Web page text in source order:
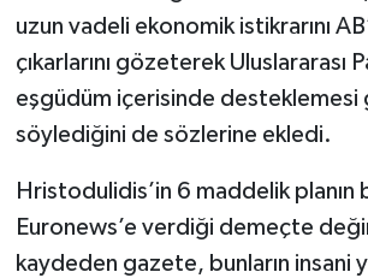
uzun vadeli ekonomik istikrarını
çıkarlarını gözeterek Uluslararası
eşgüdüm içerisinde desteklemesi
söylediğini de sözlerine ekledi.
Hristodulidis’in 6 maddelik planın
Euronews’e verdiği demeçte
kaydeden gazete, bunların insani